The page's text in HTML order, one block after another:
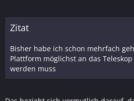
Zitat
Bisher habe ich schon mehrfach
Plattform möglichst an das
werden muss